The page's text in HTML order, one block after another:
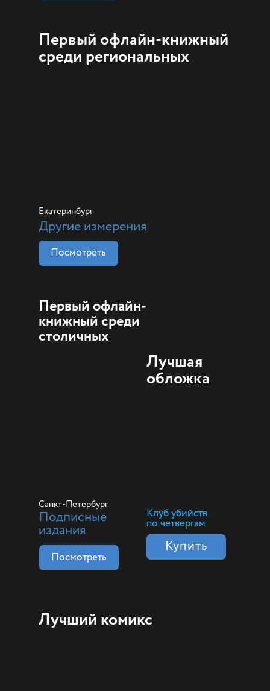
Санкт-Петербург
Подписные
издания
Посмотреть
Первый офлайн-
книжный среди
столичных
Лучший комикс
Посмотреть
Первый офлайн-книжный
среди региональных
Екатеринбург
Другие измерения
Лучшая
обложка
Клуб убийств
по четвергам
Купить